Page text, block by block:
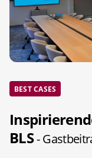
BEST CASES
BLS-